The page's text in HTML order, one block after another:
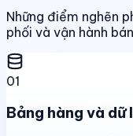
Những điểm nghẽn
phối và vận hành
01
Bảng hàng và